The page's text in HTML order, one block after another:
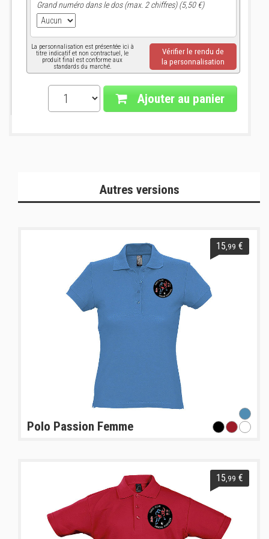
Grand numéro dans le dos (max. 2 chiffres) (5,50 €)
La personnalisation est présentée ici à
titre indicatif et non contractuel, le
produit final est conforme aux
standards du marché.
Vérifier le rendu de
la personnalisation
Ajouter au panier
Autres versions
15 ,99 €
Polo Passion Femme
15 ,99 €